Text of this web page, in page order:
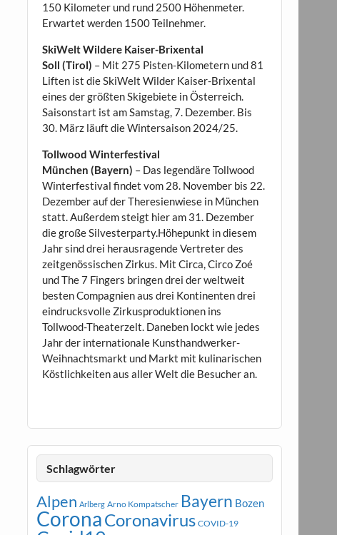
150 Kilometer und rund 2500 Höhenmeter.
Erwartet werden 1500 Teilnehmer.
SkiWelt Wildere Kaiser-Brixental
Soll (Tirol) – Mit 275 Pisten-Kilometern und 81
Liften ist die SkiWelt Wilder Kaiser-Brixental
eines der größten Skigebiete in Österreich.
Saisonstart ist am Samstag, 7. Dezember. Bis
30. März läuft die Wintersaison 2024/25.
Tollwood Winterfestival
München (Bayern) – Das legendäre Tollwood
Winterfestival findet vom 28. November bis 22.
Dezember auf der Theresienwiese in München
statt. Außerdem steigt hier am 31. Dezember
die große Silvesterparty.Höhepunkt in diesem
Jahr sind drei herausragende Vertreter des
zeitgenössischen Zirkus. Mit Circa, Circo Zoé
und The 7 Fingers bringen drei der weltweit
besten Compagnien aus drei Kontinenten drei
eindrucksvolle Zirkusproduktionen ins
Tollwood-Theaterzelt. Daneben lockt wie jedes
Jahr der internationale Kunsthandwerker-
Weihnachtsmarkt und Markt mit kulinarischen
Köstlichkeiten aus aller Welt die Besucher an.
Schlagwörter
Alpen Arlberg Arno Kompatscher Bayern Bozen
CoronaCoronavirus COVID-19